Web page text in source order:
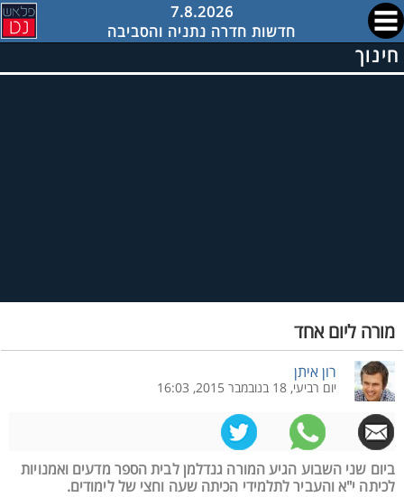
7.8.2026
חדשות חדרה נתניה והסביבה
חינוך
מורה ליום אחד
רון איתן
יום רביעי, 18 בנובמבר 2015, 16:03
ביום שני השבוע הגיע המורה גנדלמן לבית הספר מדעים ואמנויות
לכיתה י"א והעביר לתלמידי הכיתה שעה וחצי של לימודים.